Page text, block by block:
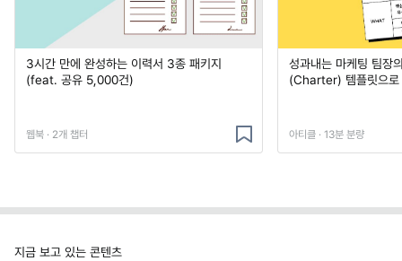
3시간 만에 완성하는 이력서 3종 패키지
(feat. 공유 5,000건)
웹북 · 2개 챕터
성과내는 마케팅 팀장
(Charter) 템플릿으로
아티클 · 13분 분량
지금 보고 있는 콘텐츠